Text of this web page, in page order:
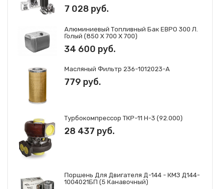
7 028 руб.
Алюминиевый Топливный Бак ЕВРО 300 Л.
Голый (850 Х 700 Х 700)
34 600 руб.
Масляный Фильтр 236-1012023-А
779 руб.
Турбокомпрессор ТКР-11 Н-3 (92.000)
28 437 руб.
Поршень Для Двигателя Д-144 - КМЗ Д144-
1004021БП (5 Канавочный)